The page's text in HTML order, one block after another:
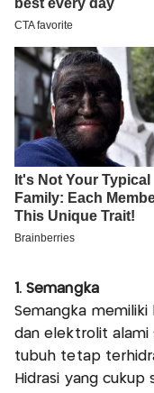
1. Semangka
Semangka memiliki
dan elektrolit alami
tubuh tetap
Hidrasi yang cukup